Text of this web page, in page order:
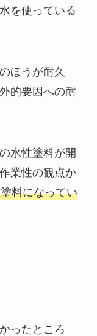
を使っている
ほうが耐久
的要因への耐
水性塗料が開
業性の観点か
料になってい
ったところ